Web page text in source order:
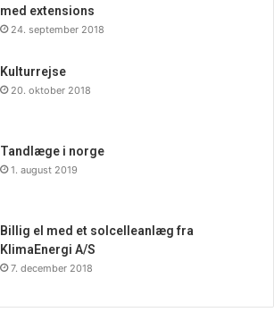
med extensions
24. september 2018
Kulturrejse
20. oktober 2018
Tandlæge i norge
1. august 2019
Billig el med et solcelleanlæg fra
KlimaEnergi A/S
7. december 2018